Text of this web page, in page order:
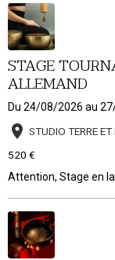
STAGE
ALLEMAND
Du 24/08/2026 au
STUDIO TERRE
520 €
Attention, Stage en